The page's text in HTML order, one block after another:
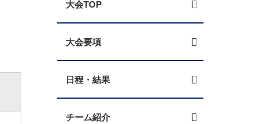
大会TOP
大会要項
日程・結果
チーム紹介